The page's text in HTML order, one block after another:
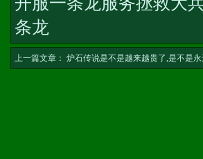
条龙
上一篇文章： 炉石传说是不是越来越贵了,是不是